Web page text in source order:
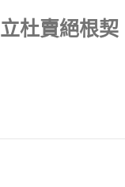
立杜賣絕根契